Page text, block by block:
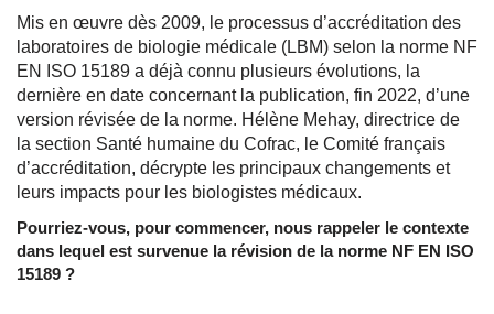
Mis en œuvre dès 2009, le processus d’accréditation des
laboratoires de biologie médicale (LBM) selon la norme NF
EN ISO 15189 a déjà connu plusieurs évolutions, la
dernière en date concernant la publication, fin 2022, d’une
version révisée de la norme. Hélène Mehay, directrice de
la section Santé humaine du Cofrac, le Comité français
d’accréditation, décrypte les principaux changements et
leurs impacts pour les biologistes médicaux.
Pourriez-vous, pour commencer, nous rappeler le contexte
dans lequel est survenue la révision de la norme NF EN ISO
15189 ?